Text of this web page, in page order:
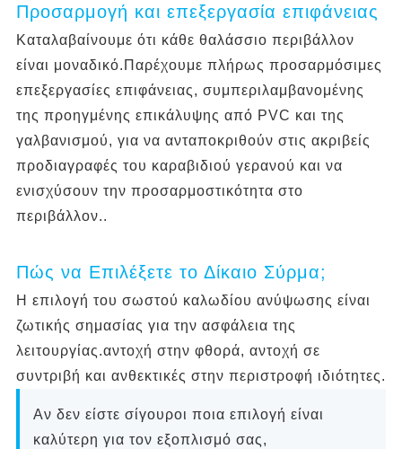
Προσαρμογή και επεξεργασία επιφάνειας
Καταλαβαίνουμε ότι κάθε θαλάσσιο περιβάλλον
είναι μοναδικό.Παρέχουμε πλήρως προσαρμόσιμες
επεξεργασίες επιφάνειας, συμπεριλαμβανομένης
της προηγμένης επικάλυψης από PVC και της
γαλβανισμού, για να ανταποκριθούν στις ακριβείς
προδιαγραφές του καραβιδιού γερανού και να
ενισχύσουν την προσαρμοστικότητα στο
περιβάλλον..
Πώς να Επιλέξετε το Δίκαιο Σύρμα;
Η επιλογή του σωστού καλωδίου ανύψωσης είναι
ζωτικής σημασίας για την ασφάλεια της
λειτουργίας.αντοχή στην φθορά, αντοχή σε
συντριβή και ανθεκτικές στην περιστροφή ιδιότητες.
Αν δεν είστε σίγουροι ποια επιλογή είναι
καλύτερη για τον εξοπλισμό σας,